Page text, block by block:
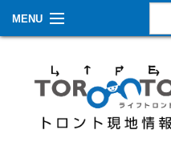
MENU
生活情報
その他